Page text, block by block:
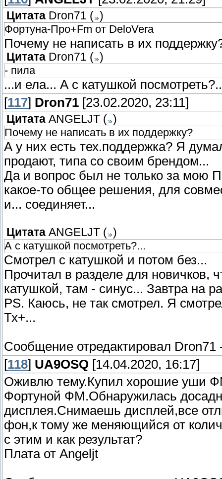
Цитата Dron71 ( )
Фортуна-Про+Fm от DeloVera
Почему не написать в их
Цитата Dron71 ( )
- пила
...и ела... А с катушкой
[117] Dron71 [23.02.2020, 23:11]
Цитата ANGELJT ( )
Почему не написать в их поддержку?
А у них есть тех.поддержка? Я
продают, типа со своим брендом...
Да и вопрос был не только за мою
какое-то общее решения, для
и... соединяет...
Цитата ANGELJT ( )
А с катушкой посмотреть?...
Смотрел с катушкой и потом без...
Прочитал в разделе для новичков,
катушкой, там - синус... Завтра на
PS. Каюсь, не так смотрел. Я
Тх+...
Сообщение отредактировал Dron71
[118] UA9OSQ [14.04.2020, 16:17]
Оживлю тему.Купил хорошие уши
Фортуной ФМ.Обнаружилась
дисплея.Снимаешь дисплей,все
фон,к тому же меняющийся от
с этим и как результат?
Плата от Angeljt